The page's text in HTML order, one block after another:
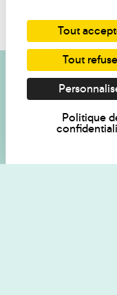
Je
Tout
Tout
Politique